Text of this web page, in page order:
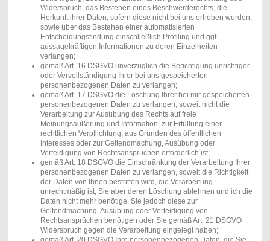
Widerspruch, das Bestehen eines Beschwerderechts, die
Herkunft ihrer Daten, sofern diese nicht bei uns erhoben wurden,
sowie über das Bestehen einer automatisierten
Entscheidungsfindung einschließlich Profiling und ggf.
aussagekräftigen Informationen zu deren Einzelheiten
verlangen;
gemäß Art. 16 DSGVO unverzüglich die Berichtigung unrichtiger
oder Vervollständigung Ihrer bei uns gespeicherten
personenbezogenen Daten zu verlangen;
gemäß Art. 17 DSGVO die Löschung Ihrer bei mir gespeicherten
personenbezogenen Daten zu verlangen, soweit nicht die
Verarbeitung zur Ausübung des Rechts auf freie
Meinungsäußerung und Information, zur Erfüllung einer
rechtlichen Verpflichtung, aus Gründen des öffentlichen
Interesses oder zur Geltendmachung, Ausübung oder
Verteidigung von Rechtsansprüchen erforderlich ist;
gemäß Art. 18 DSGVO die Einschränkung der Verarbeitung Ihrer
personenbezogenen Daten zu verlangen, soweit die Richtigkeit
der Daten von Ihnen bestritten wird, die Verarbeitung
unrechtmäßig ist, Sie aber deren Löschung ablehnen und ich die
Daten nicht mehr benötige, Sie jedoch diese zur
Geltendmachung, Ausübung oder Verteidigung von
Rechtsansprüchen benötigen oder Sie gemäß Art. 21 DSGVO
Widerspruch gegen die Verarbeitung eingelegt haben;